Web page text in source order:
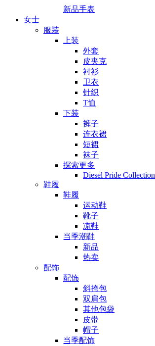
新品手表
女士
服装
上装
外套
皮夹克
衬衫
卫衣
针织
T恤
下装
裤子
连衣裙
短裙
袜子
探索更多
Diesel Pride Collection
鞋履
鞋履
运动鞋
靴子
凉鞋
当季潮鞋
新品
热卖
配饰
配饰
斜挎包
双肩包
其他包袋
皮带
帽子
当季配饰